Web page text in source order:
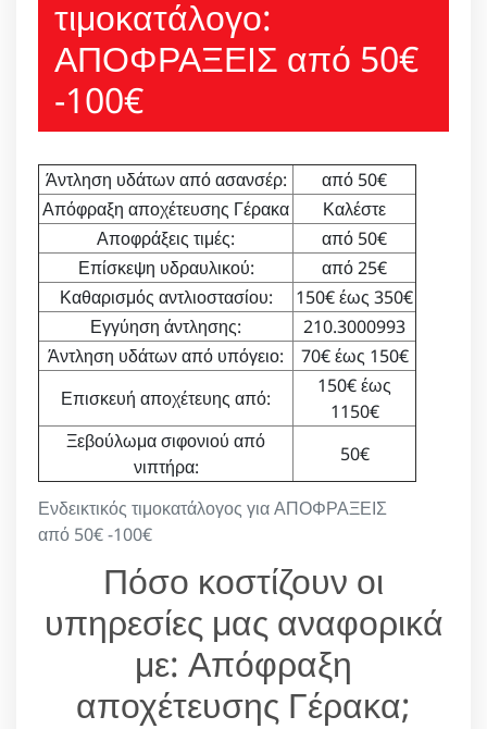
τιμοκατάλογο:
ΑΠΟΦΡΑΞΕΙΣ από 50€
-100€
Ενδεικτικός τιμοκατάλογος για ΑΠΟΦΡΑΞΕΙΣ
από 50€ -100€
Άντληση υδάτων από ασανσέρ:
από 50€
Απόφραξη αποχέτευσης Γέρακα
Καλέστε
Αποφράξεις τιμές:
από 50€
Επίσκεψη υδραυλικού:
από 25€
Καθαρισμός αντλιοστασίου:
150€ έως 350€
Εγγύηση άντλησης:
210.3000993
Άντληση υδάτων από υπόγειο:
70€ έως 150€
Επισκευή αποχέτευης από:
150€ έως
1150€
Ξεβούλωμα σιφονιού από
νιπτήρα:
50€
Πόσο κοστίζουν οι
υπηρεσίες μας αναφορικά
με: Απόφραξη
αποχέτευσης Γέρακα;